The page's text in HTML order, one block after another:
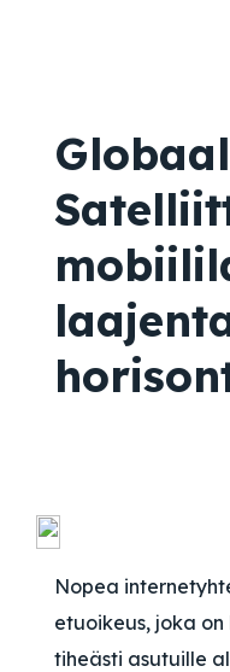
Nopea
etuoikeus, joka
tiheästi asutuille